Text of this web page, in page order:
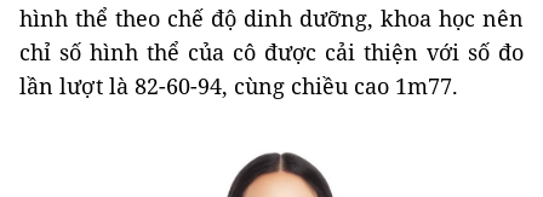
hình thể theo chế độ dinh dưỡng, khoa học nên
chỉ số hình thể của cô được cải thiện với số đo
lần lượt là 82-60-94, cùng chiều cao 1m77.